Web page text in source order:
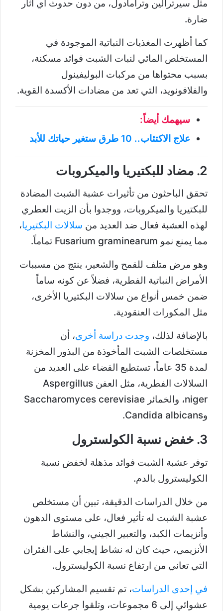
مثل سيرترالين وترامادول، من دون حدوث أي آثار
ضارة.
كما أظهرت المغذيات النباتية الموجودة في
المستخلص المائي لنبات الشبت فوائد مسكنة،
بسبب محتواها من مركبات البوليفينول
والفلافونويد، التي تعد من مضادات الأكسدة القوية.
سيهمك أيضاً:
علاج الاكتئاب.. 10 طرق ستغير حياتك للأبد
2. مضاد للبكتيريا والميكروبات
تحقق الباحثون من تأثيرات عشبة الشبت المضادة
للبكتيريا والميكروبات، ووجدوا بأن الزيت العطري
لهذه العشبة فعال ضد العديد من سلالات البكتيريا،
مما يمنع نمو Fusarium graminearum تماماً.
وهو مرض متلف للقمح والشعير، ينتج من مسببات
الأمراض النباتية الفطرية، فضلاً عن كونه ساماً
ضمن خمس أنواع من سلالات البكتيريا الأخرى،
مثل المكورات العنقودية.
بالإضافة لذلك، وجدت دراسة أخرى، أن
مستخلصات الشبت المأخوذة من البذور المخزنة
لمدة 35 عاماً، تستطيع القضاء على العديد من
السلالات الفطرية، مثل العفن Aspergillus
niger، والخمائر Saccharomyces cerevisiae
وCandida albicans.
3. خفض نسبة الكولسترول
توفر عشبة الشبت فوائد مذهلة لخفض نسبة
الكوليسترول بالدم.
من خلال الدراسات الدقيقة، تبين أن مستخلص
عشبة الشبت له تأثير فعال، على مستوى الدهون
وأنزيمات الكبد، والتعبير الجيني، والنشاط
الأنزيمي، حيث كان له نشاط إيجابي على الفئران
التي تعاني من ارتفاع نسبة الكوليسترول.
في إحدى الدراسات، تم تقسيم المشاركين بشكل
عشوائي إلى 6 مجموعات، وتلقوا جرعات يومية